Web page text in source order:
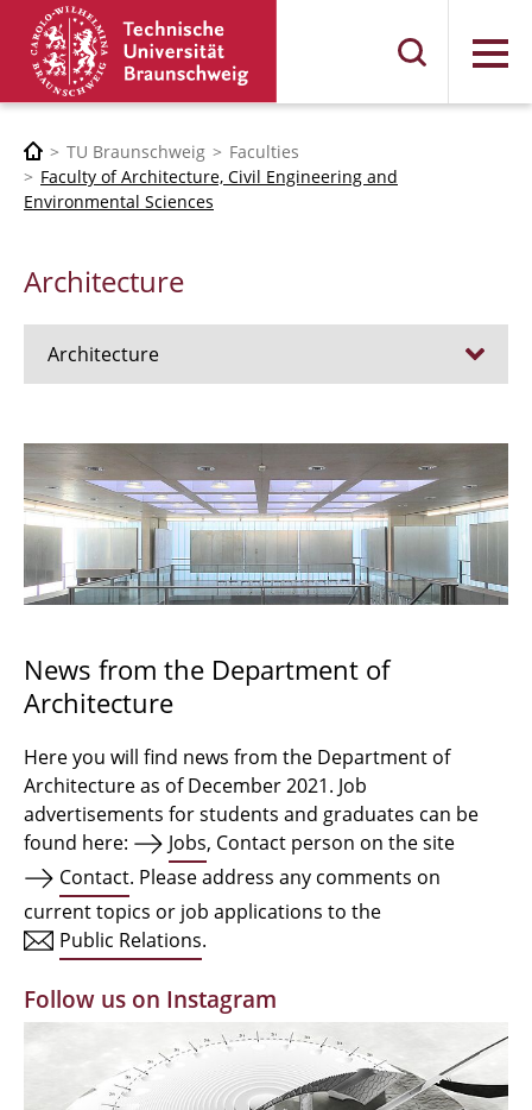
Menu
TU Braunschweig
Faculties
Faculty of Architecture, Civil Engineering and
Environmental Sciences
Architecture
Architecture
Admission procedure 2024
Bachelor Architecture
Bachelor Architecture+
Qualification profile
Semester Programme
Internationales
Facilities
Alumni | cloud club
Documents and Downloads
News from the Department of
Architecture
Here you will find news from the Department of
Architecture as of December 2021. Job
advertisements for students and graduates can be
found here:
Jobs, Contact person on the site
Contact. Please address any comments on
current topics or job applications to the
Public Relations.
Follow us on Instagram